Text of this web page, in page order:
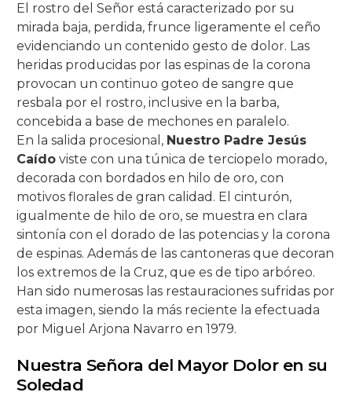
El rostro del Señor está caracterizado por su
mirada baja, perdida, frunce ligeramente el ceño
evidenciando un contenido gesto de dolor. Las
heridas producidas por las espinas de la corona
provocan un continuo goteo de sangre que
resbala por el rostro, inclusive en la barba,
concebida a base de mechones en paralelo.
En la salida procesional, Nuestro Padre Jesús
Caído viste con una túnica de terciopelo morado,
decorada con bordados en hilo de oro, con
motivos florales de gran calidad. El cinturón,
igualmente de hilo de oro, se muestra en clara
sintonía con el dorado de las potencias y la corona
de espinas. Además de las cantoneras que decoran
los extremos de la Cruz, que es de tipo arbóreo.
Han sido numerosas las restauraciones sufridas por
esta imagen, siendo la más reciente la efectuada
por Miguel Arjona Navarro en 1979.
Nuestra Señora del Mayor Dolor en su
Soledad